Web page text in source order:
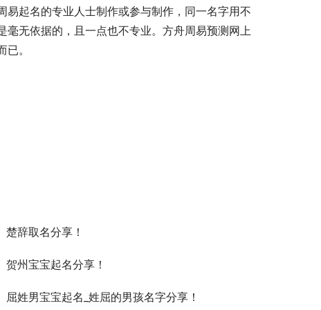
起名的专业人士制作或参与制作，同一名字用不
无依据的，且一点也不专业。方舟周易预测网上
。
楚辞取名分享！
贺州宝宝起名分享！
屈姓男宝宝起名_姓屈的男孩名字分享！